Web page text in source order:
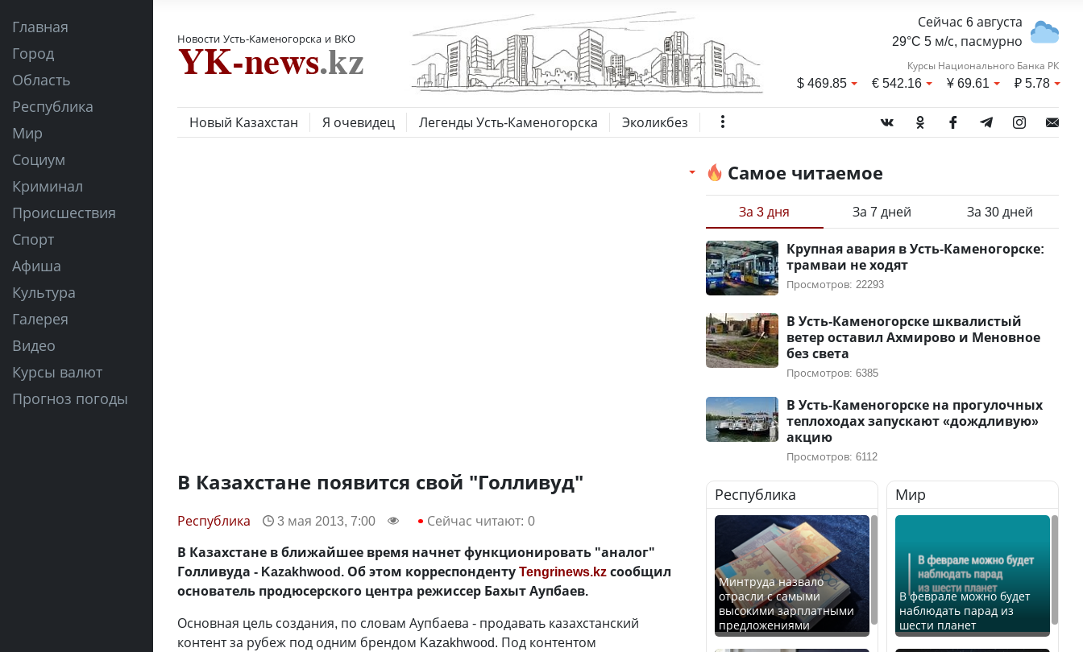
Главная
Город
Область
Республика
Мир
Социум
Криминал
Происшествия
Спорт
Афиша
Культура
Галерея
Видео
Курсы валют
Прогноз погоды
Новости Усть-Каменогорска и ВКО
Сейчас 6 августа
29°C 5 м/с, пасмурно
Курсы Национального Банка РК
$469.85 €542.16 ¥69.61 ₽5.78
Новый Казахстан Я очевидец Легенды Усть-Каменогорска Эколикбез
В Казахстане появится свой "Голливуд"
Республика 3 мая 2013, 7:00 Сейчас читают: 0
В Казахстане в ближайшее время начнет функционировать "аналог"
Голливуда - Kazakhwood. Об этом корреспондентуTengrinews.kzсообщил
основатель продюсерского центра режиссер Бахыт Аупбаев.
Основная цель создания, по словам Аупбаева - продавать казахстанский
контент за рубеж под одним брендом Kazakhwood. Под контентом
Самое читаемое
За 3 дня За 7 дней За 30 дней
Крупная авария в Усть-Каменогорске:
трамваи не ходят
Просмотров: 22293
В Усть-Каменогорске шквалистый
ветер оставил Ахмирово и Меновное
без света
Просмотров: 6385
В Усть-Каменогорске на прогулочных
теплоходах запускают «дождливую»
акцию
Просмотров: 6112
Республика
Минтруда назвало
отрасли с самыми
высокими зарплатными
предложениями
Мир
В феврале можно будет
наблюдать парад из
шести планет